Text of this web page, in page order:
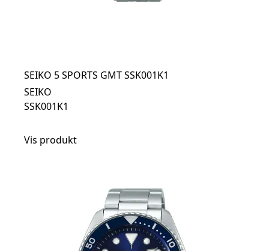
SEIKO 5 SPORTS GMT SSK001K1
SEIKO
SSK001K1
Vis produkt